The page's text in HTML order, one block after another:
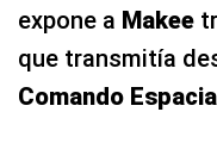
expone a Makee
que transmitía
Comando